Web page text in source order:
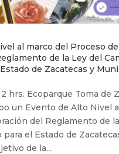
al marco del Proceso de
de la Ley del
de Zacatecas y
hrs. Ecoparque Toma de
un Evento de Alto Nivel
del Reglamento de
el Estado de
de la...